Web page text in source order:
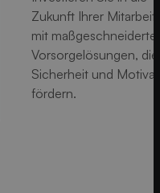
Zukunft Ihrer
mit
Vorsorgelösungen, die
Sicherheit und
fördern.